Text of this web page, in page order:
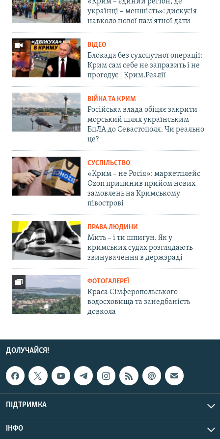
«Крим – єдиний регіон, де
українці – меншість»: дискусія
навколо нової пам'ятної дати
ВІДЕО
Блокада без сухопутної операції:
Крим сам себе не заправить і не
прогодує | Крим.Реалії
ВІЙНА ТА КРИМ
Російська влада обіцяє закрити
морський шлях українським
БпЛА до Севастополя. Чи реально
це?
СУСПІЛЬСТВО
«Крим – не Росія»: маркетплейс
Ozon припинив прийом нових
замовлень на Кримському
півострові
ПРАВА ЛЮДИНИ
Мить – і ти шпигун. Як у
кримських судах розглядають
звинувачення в держзраді
ФОТОГАЛЕРЕЇ
Краса Сімферопольського
водосховища та занедбаність
довкола
ДОЛУЧАЙСЯ!
ПІДТРИМКА
ІНФО